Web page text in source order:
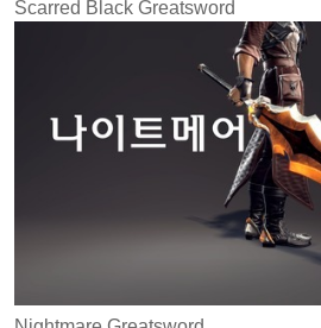
Scarred Black Greatsword